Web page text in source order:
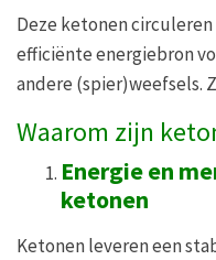
Deze ketonen
efficiënte energiebron
andere (spier)weefsels.
Waarom zijn
Energie en
ketonen
Ketonen leveren een